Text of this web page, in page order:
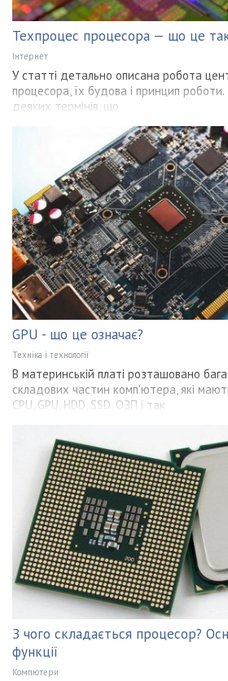
Техпроцес процесора — що це
Інтернет
У статті детально описана робота
процесора, їх будова і принцип
деяких термінів, що
GPU - що це означає?
Техніка і технології
В материнській платі розташовано
складових частин комп'ютера, які
CPU, GPU, HDD, SSD, ОЗП і так
З чого складається процесор?
функції
Компютери